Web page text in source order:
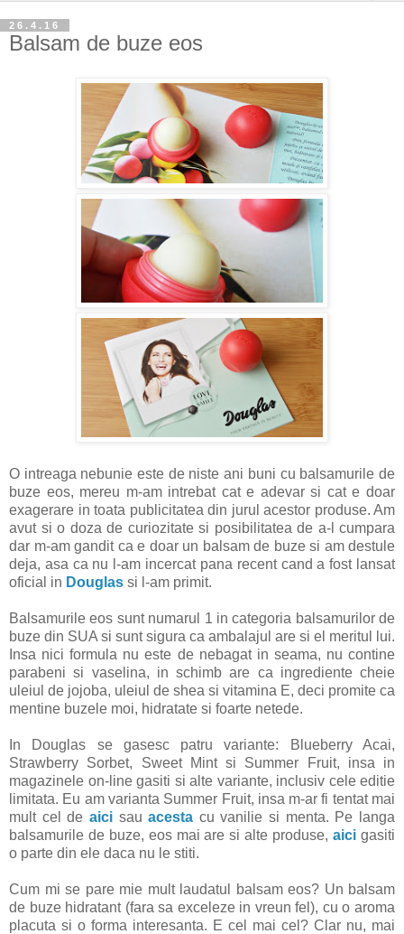
26.4.16
Balsam de buze eos
O intreaga nebunie este de niste ani buni cu balsamurile de
buze eos, mereu m-am intrebat cat e adevar si cat e doar
exagerare in toata publicitatea din jurul acestor produse. Am
avut si o doza de curiozitate si posibilitatea de a-l cumpara
dar m-am gandit ca e doar un balsam de buze si am destule
deja, asa ca nu l-am incercat pana recent cand a fost lansat
oficial in Douglas si l-am primit.
Balsamurile eos sunt numarul 1 in categoria balsamurilor de
buze din SUA si sunt sigura ca ambalajul are si el meritul lui.
Insa nici formula nu este de nebagat in seama, nu contine
parabeni si vaselina, in schimb are ca ingrediente cheie
uleiul de jojoba, uleiul de shea si vitamina E, deci promite ca
mentine buzele moi, hidratate si foarte netede.
In Douglas se gasesc patru variante: Blueberry Acai,
Strawberry Sorbet, Sweet Mint si Summer Fruit, insa in
magazinele on-line gasiti si alte variante, inclusiv cele editie
limitata. Eu am varianta Summer Fruit, insa m-ar fi tentat mai
mult cel de aicisauacesta cu vanilie si menta. Pe langa
balsamurile de buze, eos mai are si alte produse,aici gasiti
o parte din ele daca nu le stiti.
Cum mi se pare mie mult laudatul balsam eos? Un balsam
de buze hidratant (fara sa exceleze in vreun fel), cu o aroma
placuta si o forma interesanta. E cel mai cel? Clar nu, mai